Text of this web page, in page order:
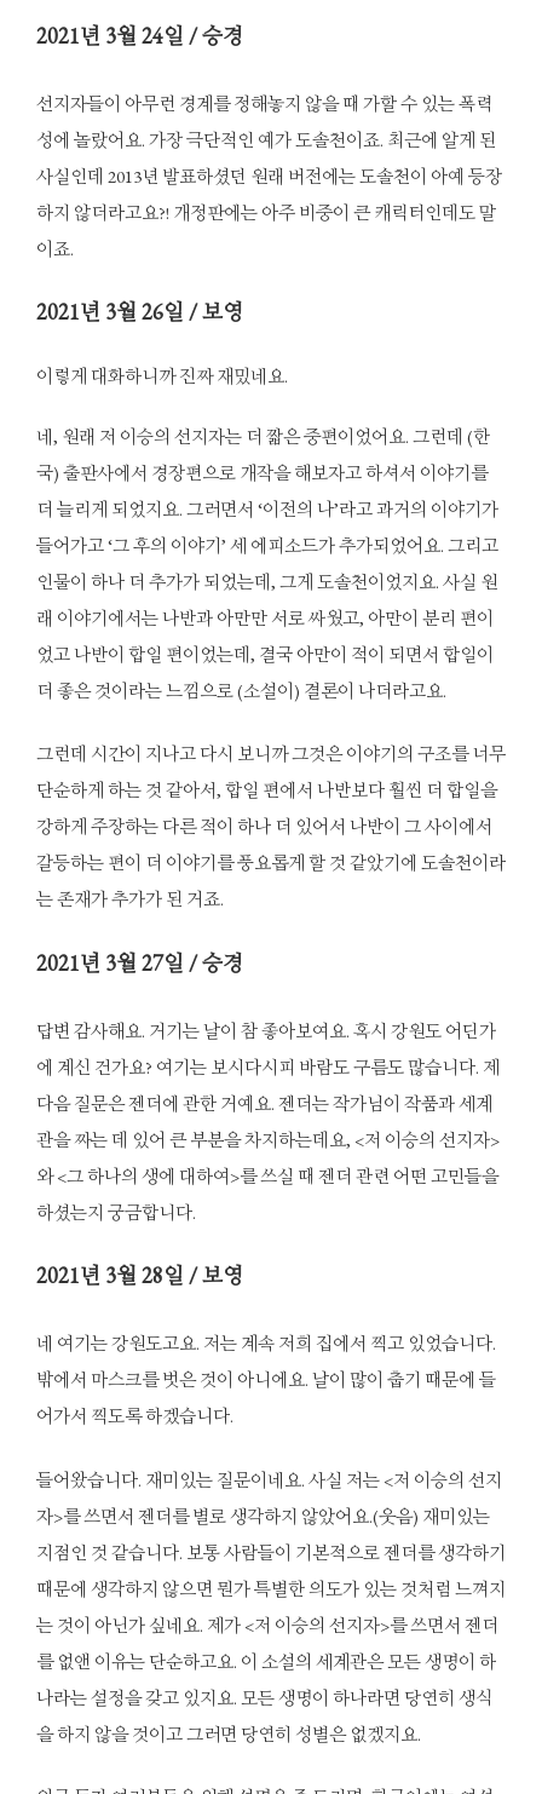
2021년 3월 24일 / 승경
선지자들이 아무런 경계를 정해놓지 않을 때 가할 수 있는 폭력
성에 놀랐어요. 가장 극단적인 예가 도솔천이죠. 최근에 알게 된
사실인데 2013년 발표하셨던 원래 버전에는 도솔천이 아예 등장
하지 않더라고요?! 개정판에는 아주 비중이 큰 캐릭터인데도 말
이죠.
2021년 3월 26일 / 보영
이렇게 대화하니까 진짜 재밌네요.
네, 원래 저 이승의 선지자는 더 짧은 중편이었어요. 그런데 (한
국) 출판사에서 경장편으로 개작을 해보자고 하셔서 이야기를
더 늘리게 되었지요. 그러면서 ‘이전의 나’라고 과거의 이야기가
들어가고 ‘그 후의 이야기’ 세 에피소드가 추가되었어요. 그리고
인물이 하나 더 추가가 되었는데, 그게 도솔천이었지요. 사실 원
래 이야기에서는 나반과 아만만 서로 싸웠고, 아만이 분리 편이
었고 나반이 합일 편이었는데, 결국 아만이 적이 되면서 합일이
더 좋은 것이라는 느낌으로 (소설이) 결론이 나더라고요.
그런데 시간이 지나고 다시 보니까 그것은 이야기의 구조를 너무
단순하게 하는 것 같아서, 합일 편에서 나반보다 훨씬 더 합일을
강하게 주장하는 다른 적이 하나 더 있어서 나반이 그 사이에서
갈등하는 편이 더 이야기를 풍요롭게 할 것 같았기에 도솔천이라
는 존재가 추가가 된 거죠.
2021년 3월 27일 / 승경
답변 감사해요. 거기는 날이 참 좋아보여요. 혹시 강원도 어딘가
에 계신 건가요? 여기는 보시다시피 바람도 구름도 많습니다. 제
다음 질문은 젠더에 관한 거예요. 젠더는 작가님이 작품과 세계
관을 짜는 데 있어 큰 부분을 차지하는데요, <저 이승의 선지자>
와 <그 하나의 생에 대하여>를 쓰실 때 젠더 관련 어떤 고민들을
하셨는지 궁금합니다.
2021년 3월 28일 / 보영
네 여기는 강원도고요. 저는 계속 저희 집에서 찍고 있었습니다.
밖에서 마스크를 벗은 것이 아니에요. 날이 많이 춥기 때문에 들
어가서 찍도록 하겠습니다.
들어왔습니다. 재미있는 질문이네요. 사실 저는 <저 이승의 선지
자>를 쓰면서 젠더를 별로 생각하지 않았어요.(웃음) 재미있는
지점인 것 같습니다. 보통 사람들이 기본적으로 젠더를 생각하기
때문에 생각하지 않으면 뭔가 특별한 의도가 있는 것처럼 느껴지
는 것이 아닌가 싶네요. 제가 <저 이승의 선지자>를 쓰면서 젠더
를 없앤 이유는 단순하고요. 이 소설의 세계관은 모든 생명이 하
나라는 설정을 갖고 있지요. 모든 생명이 하나라면 당연히 생식
을 하지 않을 것이고 그러면 당연히 성별은 없겠지요.